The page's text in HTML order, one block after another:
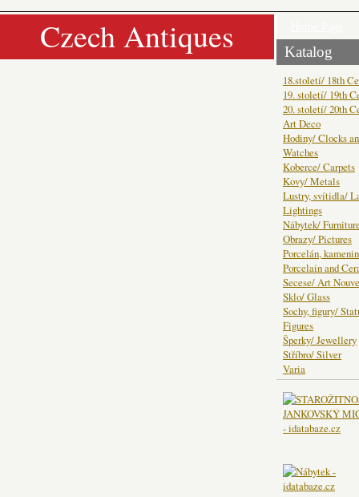
Czech Antiques Katalog
18.století/ 18th
19. století/ 19th
20. století/ 20th
Art Deco
Hodiny/ Clocks
Watches
Koberce/ Carpets
Kovy/ Metals
Lustry, svítidla/
Lightings
Nábytek/
Obrazy/ Pictures
Porcelán,
Porcelain and
Secese/ Art
Sklo/ Glass
Sochy, figury/
Figures
Šperky/ Jewellery
Stříbro/ Silver
Varia